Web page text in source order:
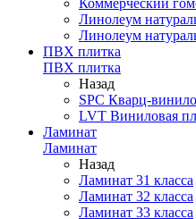
Коммерческий
Линолеум
Линолеум
ПВХ плитка
ПВХ плитка
Назад
SPC Кварц-
LVT Виниловая
Ламинат
Ламинат
Назад
Ламинат 31 класса
Ламинат 32 класса
Ламинат 33 класса